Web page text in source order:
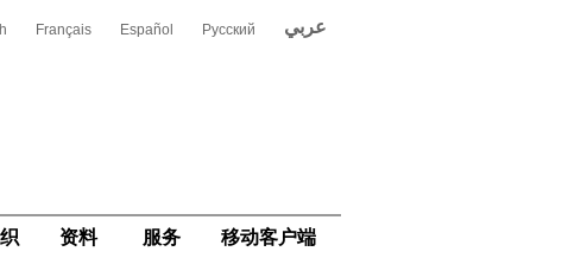
Français Español Русский عربي
资料 服务 移动客户端